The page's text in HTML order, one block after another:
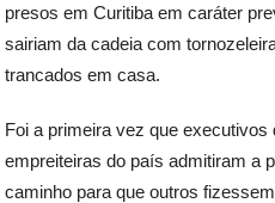
presos em Curitiba em caráter
sairiam da cadeia com
trancados em casa.
Foi a primeira vez que executivos
empreiteiras do país admitiram a
caminho para que outros